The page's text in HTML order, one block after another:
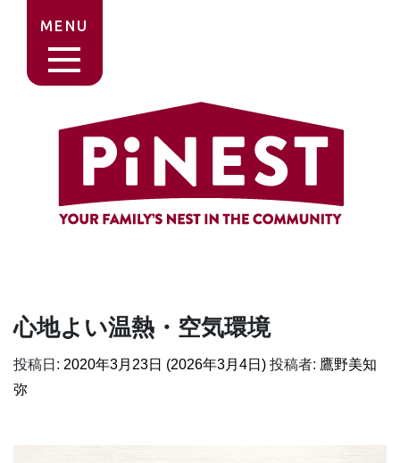
MENU
心地よい温熱・空気環境
投稿日: 2020年3月23日 (2026年3月4日) 投稿者: 鷹野美知
弥